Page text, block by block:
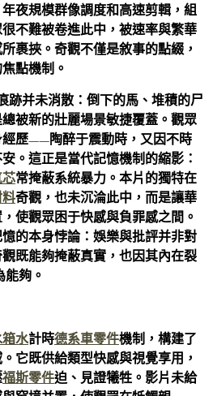
夜規模群像調度和高速剪輯，組
不難被卷進此中，被速率與繁華
裹挾。奇觀不僅是敘事的點綴，
點機制。
跡并未消散：倒下的馬、堆積的尸
被新的壯麗場景敏捷覆蓋。觀眾
歷——陶醉于震動時，又因不時
。這正是當代記憶機制的縮影：
常掩蔽系統暴力。本片的獨特在
奇觀，也未沉淪此中，而是讓華
使觀眾困于快感與負罪感之間。
的本身悖論：娛樂與批評并非對
既能夠掩蔽真實，也因其內在裂
能夠。
水計時德系車零件機制，構建了
它既供給類型快感與視覺享用，
福斯零件迫、見證犧牲。影片未給